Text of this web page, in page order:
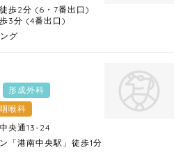
歩2分 (6・7番出口)
3分 (4番出口)
グ
形成外科
喉科
央通13-24
「港南中央駅」徒歩1分